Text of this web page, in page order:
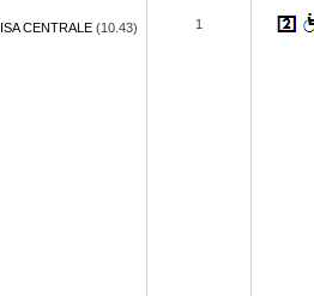
CENTRALE (10.43) 1